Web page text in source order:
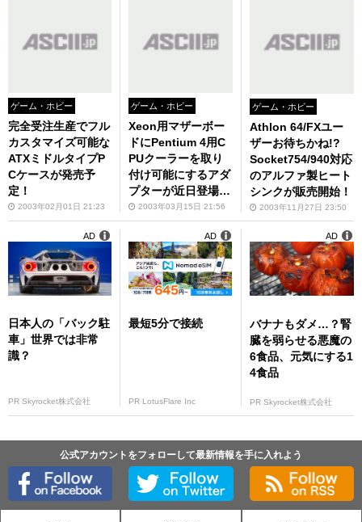
ゲーム・ホビー
完全受注生産でフル
カスタマイズ可能な
ATXミドルタイプP
Cケースが発売予
定！
2003年02月01日 21:23
ゲーム・ホビー
Xeon用マザーボー
ドにPentium 4用C
PUクーラーを取り
付け可能にするアダ
プターが近日登場予
定2003年03月15日 21:56
ゲーム・ホビー
Athlon 64/FXユー
ザーお待ちかね!?
Socket754/940対応
のアルファ製ヒート
シンクが販売開始！
2003年11月27日 23:50
日本人の「バック駐
車」世界では非常
識？
PR Skyrocket株式会社
AD
最短5分で接続
PR LotusFlare Inc
AD
バナナもダメ…？腎
臓を弱らせる悪魔の
6食品、元気にする1
4食品
PR Skyrocket株式会社
AD
公式アカウントをフォローして最新情報を手に入れよう